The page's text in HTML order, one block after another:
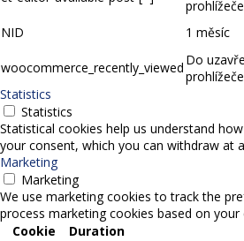
prohlížeče
NID 1 měsíc
woocommerce_recently_viewed Do
prohlížeče
Statistics
Statistics
Statistical cookies help us understand
your consent, which you can withdraw at
Marketing
Marketing
We use marketing cookies to track the
process marketing cookies based on
Cookie
Duration